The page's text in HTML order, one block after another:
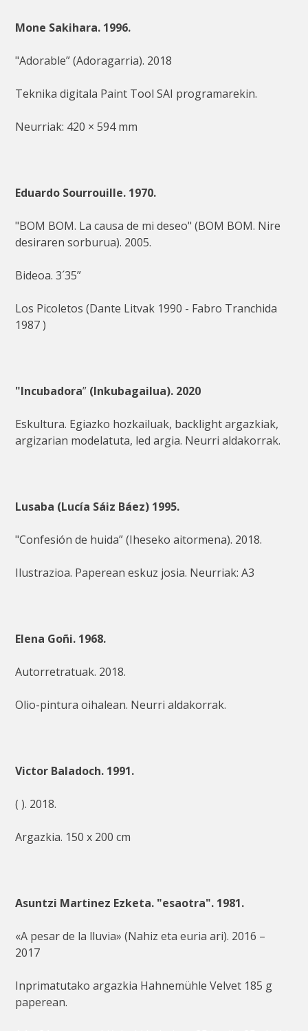
Mone Sakihara. 1996.
"Adorable” (Adoragarria). 2018
Teknika digitala Paint Tool SAI programarekin.
Neurriak: 420 × 594 mm
Eduardo Sourrouille. 1970.
"BOM BOM. La causa de mi deseo" (BOM BOM. Nire
desiraren sorburua). 2005.
Bideoa. 3´35”
Los Picoletos (Dante Litvak 1990 - Fabro Tranchida
1987 )
"Incubadora” (Inkubagailua). 2020
Eskultura. Egiazko hozkailuak, backlight argazkiak,
argizarian modelatuta, led argia. Neurri aldakorrak.
Lusaba (Lucía Sáiz Báez) 1995.
"Confesión de huida” (Iheseko aitormena). 2018.
Ilustrazioa. Paperean eskuz josia. Neurriak: A3
Elena Goñi. 1968.
Autorretratuak. 2018.
Olio-pintura oihalean. Neurri aldakorrak.
Victor Baladoch. 1991.
( ). 2018.
Argazkia. 150 x 200 cm
Asuntzi Martinez Ezketa. "esaotra". 1981.
«A pesar de la lluvia» (Nahiz eta euria ari). 2016 –
2017
Inprimatutako argazkia Hahnemühle Velvet 185 g
paperean.